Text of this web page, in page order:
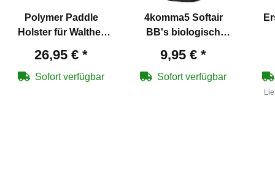
Polymer Paddle
Holster für Walther
26,95 € *
Sofort verfügbar
4komma5 Softair
BB's biologisch
BB/0,20 g/5000 Stück
Zipper Bag
9,95 € *
Sofort verfügbar